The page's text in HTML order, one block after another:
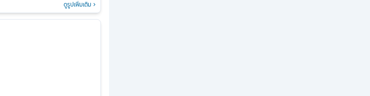
ดูรูปเพิ่มเติม